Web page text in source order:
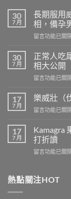
30
7 月
長期服用
相，備孕
在
期
服
用
威
鋼
導
不
孕
嗎？
實
證
留言功能已關
30
7 月
正常人吃
相大公開
在
常
人
吃
利
士
怎
位
留言功能已關
17
7 月
樂威壯（
在
威
壯
（伐
地
效
留言功能已關
17
7 月
Kamagra
打折讀
在
凍
用
留言功能已關
熱點關注HOT